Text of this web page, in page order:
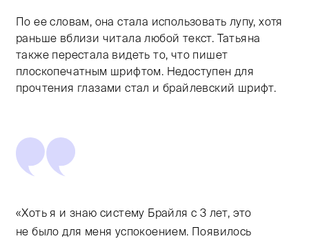
По ее словам, она стала использовать лупу, хотя
раньше вблизи читала любой текст. Татьяна
также перестала видеть то, что пишет
плоскопечатным шрифтом. Недоступен для
прочтения глазами стал и брайлевский шрифт.
«Хоть я и знаю систему Брайля с 3 лет, это
не было для меня успокоением. Появилось